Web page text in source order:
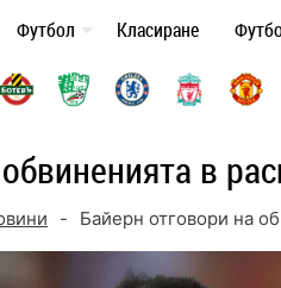
Футбол Класиране
в
- Байерн отговори на